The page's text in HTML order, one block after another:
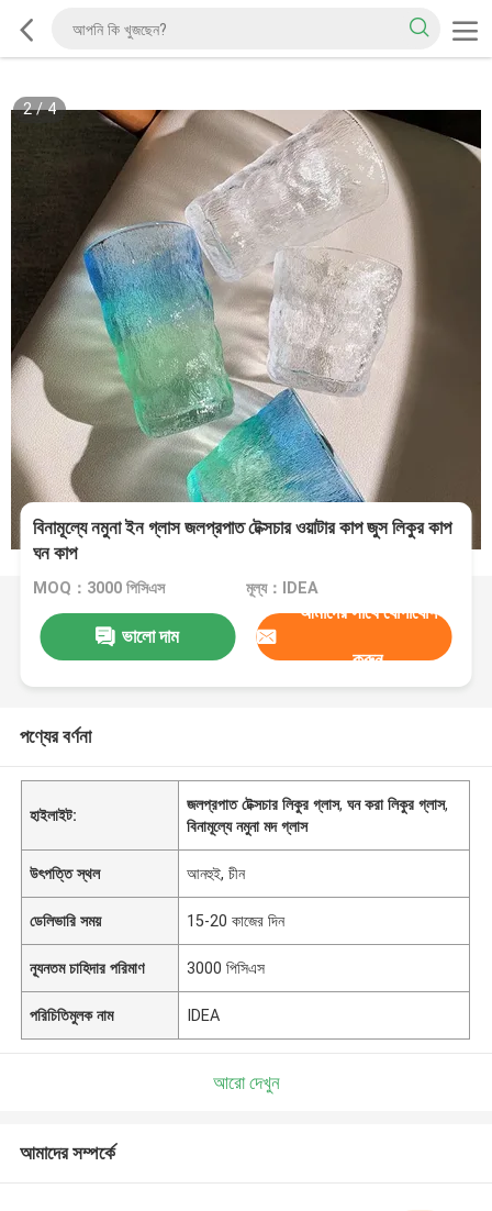
2/4
বিনামূল্যে নমুনা ইন গ্লাস জলপ্রপাত টেক্সচার ওয়াটার কাপ জুস লিকুর কাপ
ঘন কাপ
MOQ：3000 পিসিএস মূল্য：IDEA
ভালো দাম
আমাদের সাথে যোগাযোগ
করুন
পণ্যের বর্ণনা
হাইলাইট:
জলপ্রপাত টেক্সচার লিকুর গ্লাস,ঘন করা লিকুর গ্লাস,
বিনামূল্যে নমুনা মদ গ্লাস
উৎপত্তি স্থল আনহুই, চীন
ডেলিভারি সময় 15-20 কাজের দিন
ন্যূনতম চাহিদার পরিমাণ 3000 পিসিএস
পরিচিতিমুলক নাম IDEA
আরো দেখুন
আমাদের সম্পর্কে